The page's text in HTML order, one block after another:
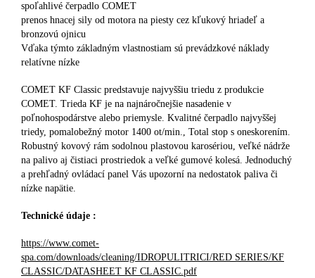
spoľahlivé čerpadlo COMET
prenos hnacej sily od motora na piesty cez kľukový hriadeľ a
bronzovú ojnicu
Vďaka týmto základným vlastnostiam sú prevádzkové náklady
relatívne nízke
COMET KF Classic predstavuje najvyššiu triedu z produkcie
COMET. Trieda KF je na najnáročnejšie nasadenie v
poľnohospodárstve alebo priemysle. Kvalitné čerpadlo najvyššej
triedy, pomalobežný motor 1400 ot/min., Total stop s oneskorením.
Robustný kovový rám sodolnou plastovou karosériou, veľké nádrže
na palivo aj čistiaci prostriedok a veľké gumové kolesá. Jednoduchý
a prehľadný ovládací panel Vás upozorní na nedostatok paliva či
nízke napätie.
Technické údaje :
https://www.comet-
spa.com/downloads/cleaning/IDROPULITRICI/RED SERIES/KF
CLASSIC/DATASHEET KF CLASSIC.pdf